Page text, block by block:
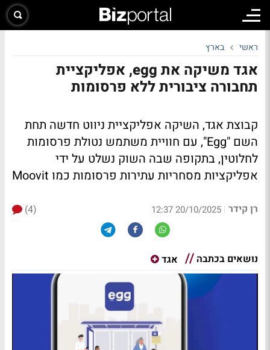
ראשי בארץ
אגד משיקה את egg, אפליקציית
תחבורה ציבורית ללא פרסומות
קבוצת אגד, השיקה אפליקציית ניווט חדשה תחת
השם "Egg", עם חוויית משתמש נטולת פרסומות
לחלוטין, בתקופה שבה השוק נשלט על ידי
אפליקציות מסחריות עתירות פרסומות כמו Moovit
רן קידר |
20/10/2025 12:37
(4)
נושאים בכתבה אגד